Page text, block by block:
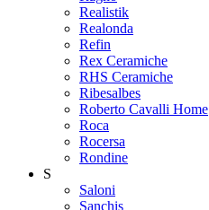
Realistik
Realonda
Refin
Rex Ceramiche
RHS Ceramiche
Ribesalbes
Roberto Cavalli Home
Roca
Rocersa
Rondine
S
Saloni
Sanchis